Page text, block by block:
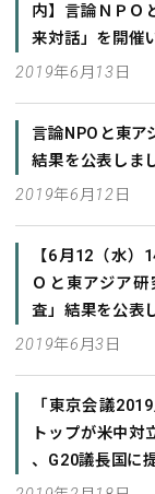
内】言論ＮＰＯ
来対話」を開催
2019年6月13日
言論NPOと東ア
結果を公表しま
2019年6月12日
【6月12（水）
Ｏと東アジア
査」結果を公表
2019年6月3日
「東京会議
トップが米中対
、G20議長国に